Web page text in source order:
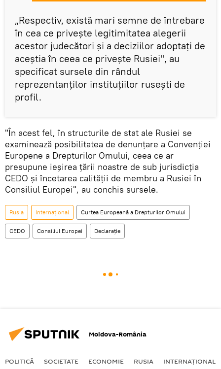
„Respectiv, există mari semne de întrebare
în cea ce privește legitimitatea alegerii
acestor judecători și a deciziilor adoptați de
aceștia în ceea ce privește Rusiei", au
specificat sursele din rândul
reprezentanților instituțiilor rusești de
profil.
"În acest fel, în structurile de stat ale Rusiei se
examinează posibilitatea de denunțare a Convenției
Europene a Drepturilor Omului, ceea ce ar
presupune ieșirea țării noastre de sub jurisdicția
CEDO și încetarea calității de membru a Rusiei în
Consiliul Europei", au conchis sursele.
Rusia Internaţional Curtea Europeană a Drepturilor Omului
CEDO Consiliul Europei Declarație
Moldova-România
POLITICĂ SOCIETATE ECONOMIE RUSIA INTERNAŢIONAL